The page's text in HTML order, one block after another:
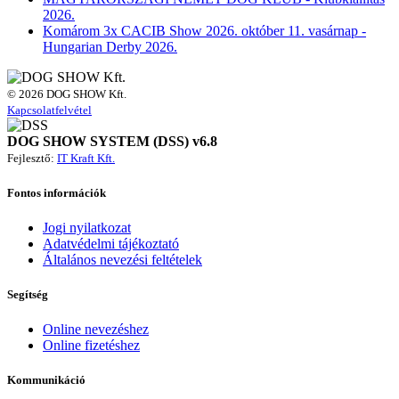
Fehova fegyverbiztonsági előírása miatt.!
Fontos információ:
Ha már megvásárolta a parkolójegyét, de a megváltozott
lehetőségek miatt, nem a 3.800 forintos kutyakiállítói parkolóban
szeretne parkolni, a jegy árát visszatérítjük. Ezt a szándékát jelezze
legkésőbb január 21-ig:
További információk:winterdogshow.hu
Mindenkinek sikeres és élményekben gazdag hétvégét
2026.
Komárom 3x CACIB Show 2026. október 11. vasárnap -
Hungarian Derby 2026.
© 2026 DOG SHOW Kft.
Kapcsolatfelvétel
DOG SHOW SYSTEM (DSS) v6.8
Fejlesztő: IT Kraft Kft.
Fontos információk
Jogi nyilatkozat
Adatvédelmi tájékoztató
Általános nevezési feltételek
Segítség
Online nevezéshez
Online fizetéshez
Kommunikáció